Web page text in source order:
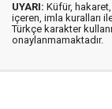
UYARI: Küfür,
içeren, imla kuralları
Türkçe karakter
onaylanmamaktadır.